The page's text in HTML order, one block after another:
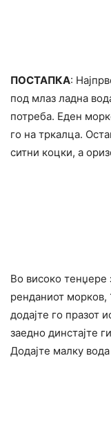
ПОСТАПКА:
под млаз ладна
потреба. Еден
го на тркалца.
ситни коцки, а
Во високо тенџере
ренданиот
додајте го празот
заедно динстајте
Додајте малку